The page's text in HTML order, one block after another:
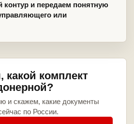
и передаем понятную
или
какой комплект
и скажем, какие документы
по России.